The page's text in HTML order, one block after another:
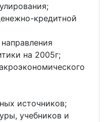
кредитной
на 2005г;
источников;
учебников и